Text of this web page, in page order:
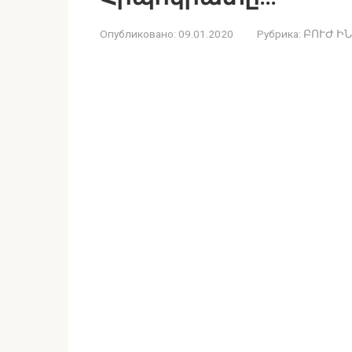
Опубликовано: 09.01.2020 Рубрика: ԲՈՒԺ